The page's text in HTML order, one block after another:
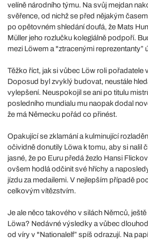
velíně národního týmu. Na svůj mejdan
svěřence, od nichž se před nějakým
po opětovném shledání doufá, že Mats
Müller jeho rozlučku kolegiálně podpoří.
mezi Löwem a "ztracenými reprezentanty”
Těžko říct, jak si vůbec Löw roli pořadatele
Doposud byl zvyklý budovat, neustále
vylepšení. Neuspokojil se ani po titulu
posledního mundialu mu naopak dodal
že má Německu pořád co přinést.
Opakující se zklamání a kulminující
očividně donutily Löwa k tomu, aby si nalil
jasné, že po Euru předá žezlo Hansi
ovšem hodlá odčinit své hříchy a
jízdu za medailemi. V nejlepším případě
celkovým vítězstvím.
Je ale něco takového v silách Němců,
Löwa? Nedávné výsledky a vůbec
od víry v "Nationalelf” spíš odrazují. Na